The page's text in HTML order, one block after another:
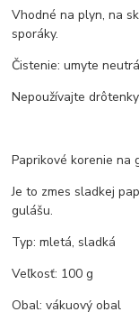
Vhodné na plyn, na
sporáky.
Čistenie: umyte
Nepoužívajte
Paprikové korenie na
Je to zmes sladkej
gulášu.
Typ: mletá, sladká
Veľkosť: 100 g
Obal: vákuový obal